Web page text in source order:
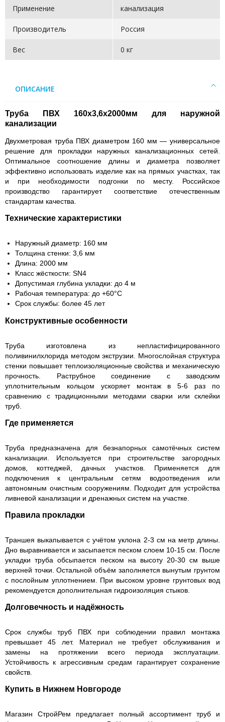
Применение канализация
Производитель Россия
Вес 0 кг
ОПИСАНИЕ
Труба ПВХ 160х3,6х2000мм для наружной
канализации
Двухметровая труба ПВХ диаметром 160 мм — универсальное
решение для прокладки наружных канализационных сетей.
Оптимальное соотношение длины и диаметра позволяет
эффективно использовать изделие как на прямых участках, так
и при необходимости подгонки по месту. Российское
производство гарантирует соответствие отечественным
стандартам качества.
Технические характеристики
Наружный диаметр: 160 мм
Толщина стенки: 3,6 мм
Длина: 2000 мм
Класс жёсткости: SN4
Допустимая глубина укладки: до 4 м
Рабочая температура: до +60°C
Срок службы: более 45 лет
Конструктивные особенности
Труба изготовлена из непластифицированного
поливинилхлорида методом экструзии. Многослойная структура
стенки повышает теплоизоляционные свойства и механическую
прочность. Раструбное соединение с заводским
уплотнительным кольцом ускоряет монтаж в 5-6 раз по
сравнению с традиционными методами сварки или склейки
труб.
Где применяется
Труба предназначена для безнапорных самотёчных систем
канализации. Используется при строительстве загородных
домов, коттеджей, дачных участков. Применяется для
подключения к центральным сетям водоотведения или
автономным очистным сооружениям. Подходит для устройства
ливневой канализации и дренажных систем на участке.
Правила прокладки
Траншея выкапывается с учётом уклона 2-3 см на метр длины.
Дно выравнивается и засыпается песком слоем 10-15 см. После
укладки труба обсыпается песком на высоту 20-30 см выше
верхней точки. Остальной объём заполняется вынутым грунтом
с послойным уплотнением. При высоком уровне грунтовых вод
рекомендуется дополнительная гидроизоляция стыков.
Долговечность и надёжность
Срок службы труб ПВХ при соблюдении правил монтажа
превышает 45 лет. Материал не требует обслуживания и
замены на протяжении всего периода эксплуатации.
Устойчивость к агрессивным средам гарантирует сохранение
свойств.
Купить в Нижнем Новгороде
Магазин СтройРем предлагает полный ассортимент труб и